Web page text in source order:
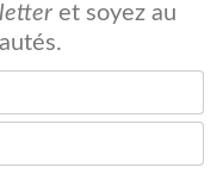
et soyez au